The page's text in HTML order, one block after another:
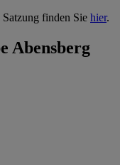
finden Sie hier.
Abensberg